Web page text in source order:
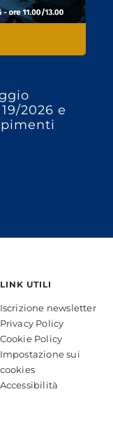
2026 e
LINK UTILI
Iscrizione newsletter
Privacy Policy
Cookie Policy
Impostazione sui
cookies
Accessibilità